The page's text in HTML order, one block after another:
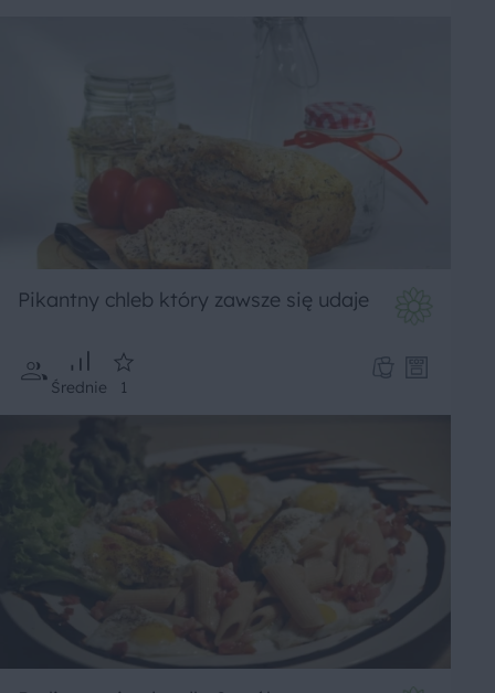
Pikantny chleb który zawsze się udaje
Średnie 1